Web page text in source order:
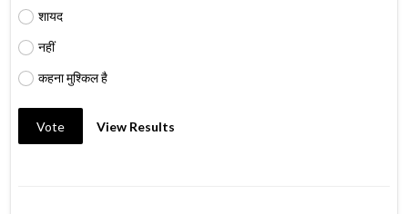
शायद
नहीं
कहना मुश्किल है
Vote View Results